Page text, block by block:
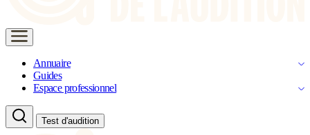
Annuaire
Guides
Espace professionnel
Test d'audition